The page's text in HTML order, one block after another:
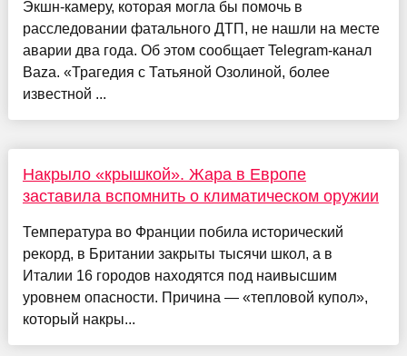
Экшн-камеру, которая могла бы помочь в
расследовании фатального ДТП, не нашли на месте
аварии два года. Об этом сообщает Telegram-канал
Baza. «Трагедия с Татьяной Озолиной, более
известной ...
Накрыло «крышкой». Жара в Европе
заставила вспомнить о климатическом оружии
Температура во Франции побила исторический
рекорд, в Британии закрыты тысячи школ, а в
Италии 16 городов находятся под наивысшим
уровнем опасности. Причина — «тепловой купол»,
который накры...